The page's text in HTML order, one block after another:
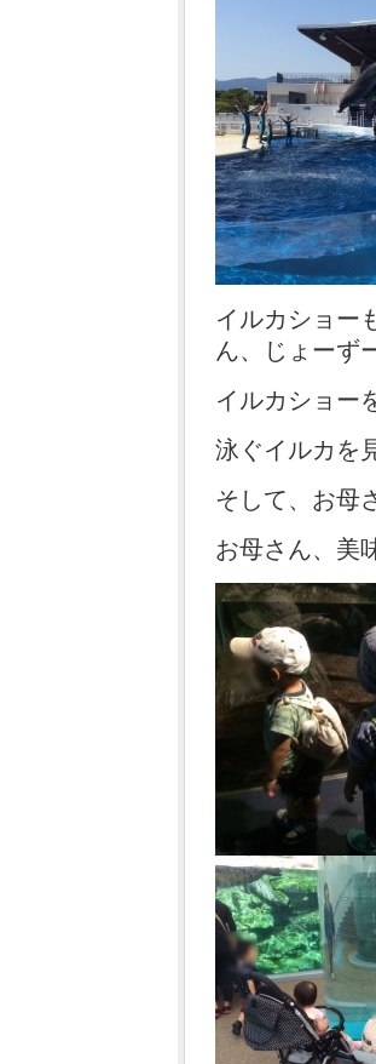
イルカショー
ん、じょーず
イルカショー
泳ぐイルカを
そして、お母
お母さん、美